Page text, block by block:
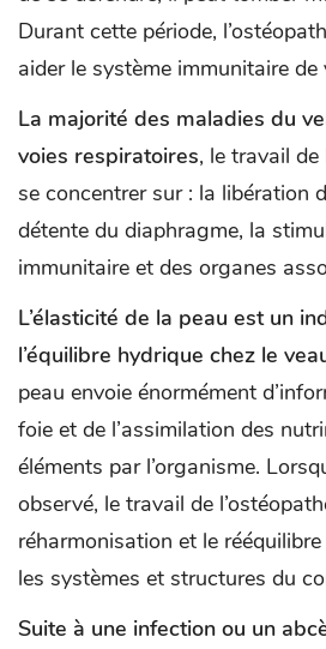
Durant cette période,
aider le système immunitaire de
La majorité des maladies du
voies respiratoires, le travail de
se concentrer sur : la libération
détente du diaphragme, la
immunitaire et des organes
L’élasticité de la peau est un
l’équilibre hydrique chez le
peau envoie énormément
foie et de l’assimilation des
éléments par l’organisme.
observé, le travail de
réharmonisation et le
les systèmes et structures du
Suite à une infection ou un